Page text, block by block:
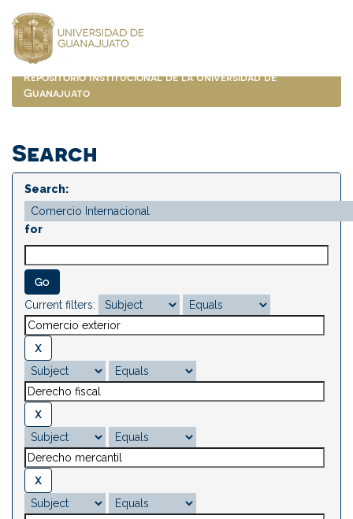
navigation
Repositorio Institucional de la Universidad de
Guanajuato
Search
Search:
for
Current filters: